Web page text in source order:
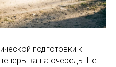
подготовки к
ваша очередь. Не